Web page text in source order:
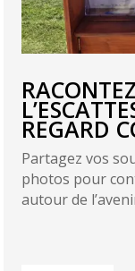
REGARD
Partagez vos
photos pour
autour de